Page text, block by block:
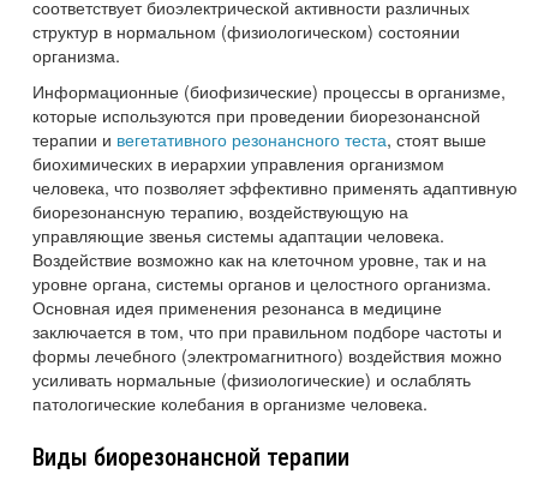
соответствует биоэлектрической активности различных
структур в нормальном (физиологическом) состоянии
организма.
Информационные (биофизические) процессы в организме,
которые используются при проведении биорезонансной
терапии и вегетативного резонансного теста, стоят выше
биохимических в иерархии управления организмом
человека, что позволяет эффективно применять адаптивную
биорезонансную терапию, воздействующую на
управляющие звенья системы адаптации человека.
Воздействие возможно как на клеточном уровне, так и на
уровне органа, системы органов и целостного организма.
Основная идея применения резонанса в медицине
заключается в том, что при правильном подборе частоты и
формы лечебного (электромагнитного) воздействия можно
усиливать нормальные (физиологические) и ослаблять
патологические колебания в организме человека.
Виды биорезонансной терапии